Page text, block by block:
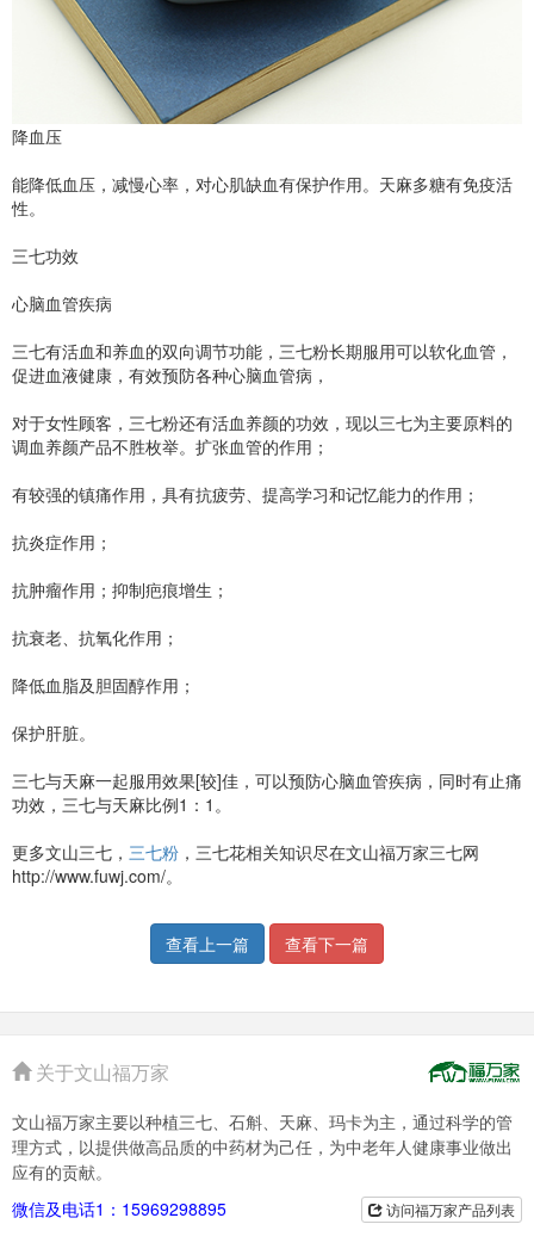
降血压
能降低血压，减慢心率，对心肌缺血有保护作用。天麻多糖有免疫活
性。
三七功效
心脑血管疾病
三七有活血和养血的双向调节功能，三七粉长期服用可以软化血管，
促进血液健康，有效预防各种心脑血管病，
对于女性顾客，三七粉还有活血养颜的功效，现以三七为主要原料的
调血养颜产品不胜枚举。扩张血管的作用；
有较强的镇痛作用，具有抗疲劳、提高学习和记忆能力的作用；
抗炎症作用；
抗肿瘤作用；抑制疤痕增生；
抗衰老、抗氧化作用；
降低血脂及胆固醇作用；
保护肝脏。
三七与天麻一起服用效果[较]佳，可以预防心脑血管疾病，同时有止痛
功效，三七与天麻比例1：1。
更多文山三七， 三七粉 ，三七花相关知识尽在文山福万家三七网
http://www.fuwj.com/。
查看上一篇 查看下一篇
关于文山福万家
文山福万家主要以种植三七、石斛、天麻、玛卡为主，通过科学的管
理方式，以提供做高品质的中药材为己任，为中老年人健康事业做出
应有的贡献。
访问福万家产品列表
微信及电话1：15969298895